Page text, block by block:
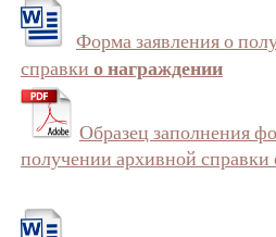
Форма заявления о
справки о награждении
Образец заполнения
получении архивной справки